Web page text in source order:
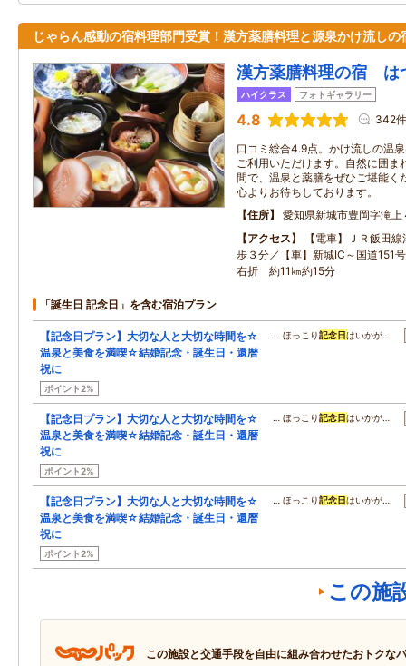
じゃらん感動の宿料理部門受賞！漢方薬膳料理と源泉かけ流しの
漢方薬膳料理の宿 は
ハイクラス フォトギャラリー
4.8 342件
口コミ総合4.9点。かけ流しの温
ご利用いただけます。自然に囲ま
間で、温泉と薬膳をぜひご堪能く
心よりお待ちしております。
住所
愛知県新城市豊岡字滝
アクセス
【電車】ＪＲ飯田
歩３分／【車】新城IC～国道151
右折 約11㎞約15分
「誕生日 記念日」を含む宿泊プラン
【記念日プラン】大切な人と大切な時間を☆
温泉と美食を満喫☆結婚記念・誕生日・還暦
祝に
ポイント2%
… ほっこり記念日はいかが…
【記念日プラン】大切な人と大切な時間を☆
温泉と美食を満喫☆結婚記念・誕生日・還暦
祝に
ポイント2%
… ほっこり記念日はいかが…
【記念日プラン】大切な人と大切な時間を☆
温泉と美食を満喫☆結婚記念・誕生日・還暦
祝に
ポイント2%
… ほっこり記念日はいかが…
この施
この施設と交通手段を自由に組み合わせたおトクな